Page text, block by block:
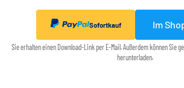
Sofortkauf Im
Sie erhalten einen Download-Link per E-Mail. Außerdem können Sie
herunterladen.